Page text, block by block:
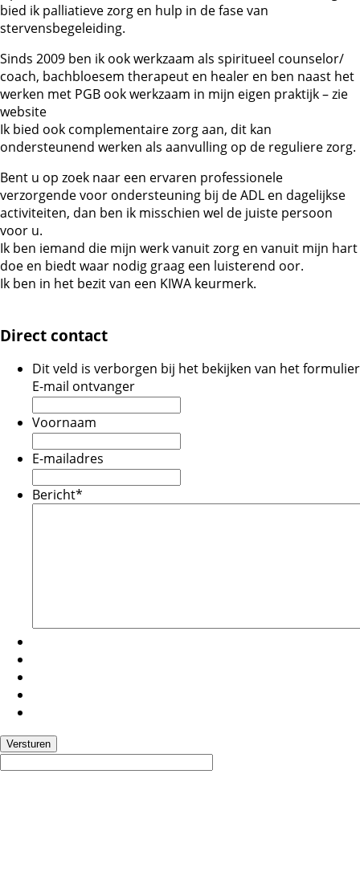
bied ik palliatieve zorg en hulp in de fase van
stervensbegeleiding.
Sinds 2009 ben ik ook werkzaam als spiritueel counselor/
coach, bachbloesem therapeut en healer en ben naast het
werken met PGB ook werkzaam in mijn eigen praktijk – zie
website
Ik bied ook complementaire zorg aan, dit kan
ondersteunend werken als aanvulling op de reguliere zorg.
Bent u op zoek naar een ervaren professionele
verzorgende voor ondersteuning bij de ADL en dagelijkse
activiteiten, dan ben ik misschien wel de juiste persoon
voor u.
Ik ben iemand die mijn werk vanuit zorg en vanuit mijn hart
doe en biedt waar nodig graag een luisterend oor.
Ik ben in het bezit van een KIWA keurmerk.
Direct contact
Dit veld is verborgen bij het bekijken van het formulier
E-mail ontvanger
Voornaam
E-mailadres
Bericht*